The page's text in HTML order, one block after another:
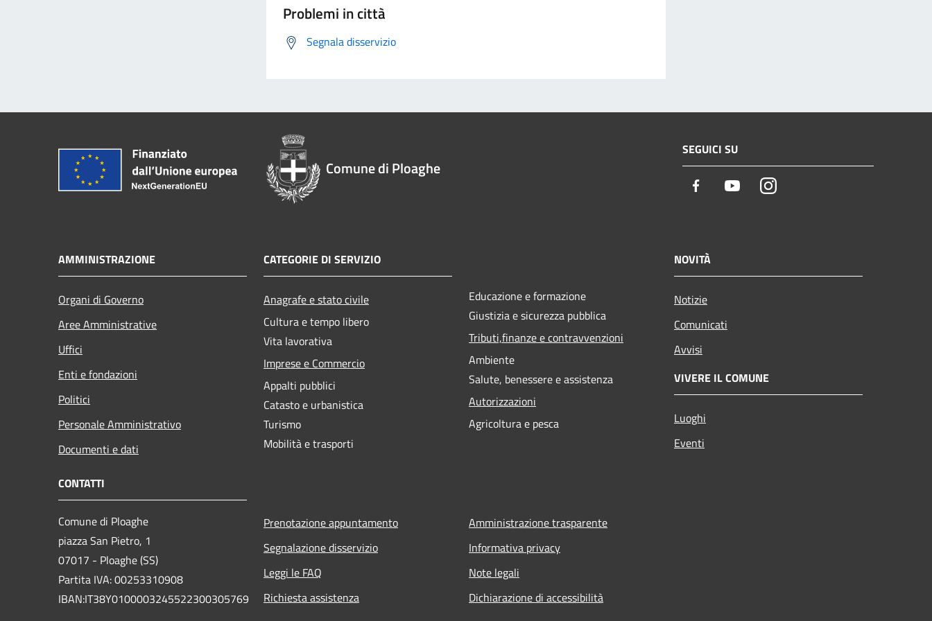
Problemi in città
Segnala disservizio
Comune di Ploaghe
SEGUICI SU
Facebook YoutubeInstagram
AMMINISTRAZIONE
Organi di Governo
Aree Amministrative
Uffici
Enti e fondazioni
Politici
Personale Amministrativo
Documenti e dati
CATEGORIE DI SERVIZIO
Anagrafe e stato civile
Cultura e tempo libero
Vita lavorativa
Imprese e Commercio
Appalti pubblici
Catasto e urbanistica
Turismo
Mobilità e trasporti
Educazione e formazione
Giustizia e sicurezza pubblica
Tributi,finanze e contravvenzioni
Ambiente
Salute, benessere e assistenza
Autorizzazioni
Agricoltura e pesca
NOVITÀ
Notizie
Comunicati
Avvisi
VIVERE IL COMUNE
Luoghi
Eventi
CONTATTI
Comune di Ploaghe
piazza San Pietro, 1
07017 - Ploaghe (SS)
Partita IVA: 00253310908
IBAN:IT38Y0100003245522300305769
Prenotazione appuntamento
Segnalazione disservizio
Leggi le FAQ
Richiesta assistenza
Amministrazione trasparente
Informativa privacy
Note legali
Dichiarazione di accessibilità